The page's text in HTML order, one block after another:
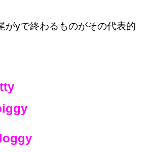
がyで終わるものがその代表的